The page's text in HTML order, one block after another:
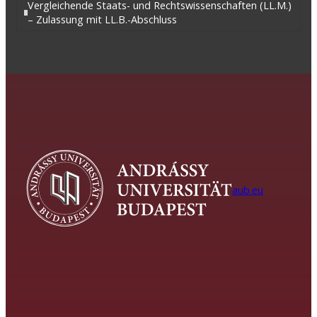
Vergleichende Staats- und Rechtswissenschaften (LL.M.)
– Zulassung mit LL.B.-Abschluss
aub.eu